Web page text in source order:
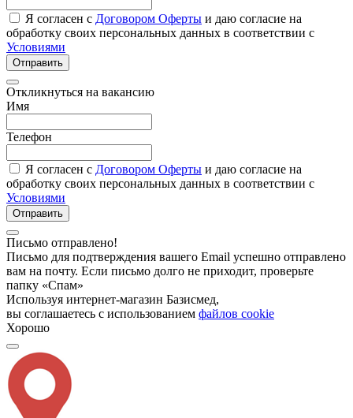
Я согласен с Договором Оферты и даю согласие на
обработку своих персональных данных в соответствии с
Условиями
Отправить
Откликнуться на вакансию
Имя
Телефон
Я согласен с Договором Оферты и даю согласие на
обработку своих персональных данных в соответствии с
Условиями
Отправить
Письмо отправлено!
Письмо для подтверждения вашего Email успешно отправлено
вам на почту. Если письмо долго не приходит, проверьте
папку «Спам»
Используя интернет-магазин Базисмед,
вы соглашаетесь с использованием файлов cookie
Хорошо